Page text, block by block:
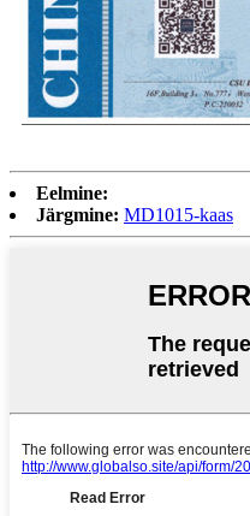
Eelmine:
Järgmine: MD1015-kaas